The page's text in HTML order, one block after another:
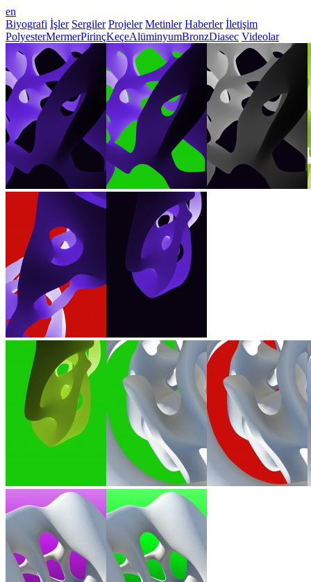
en
Biyografi İşler Sergiler Projeler Metinler Haberler İletişim
PolyesterMermerPirinçKeçeAlüminyumBronzDiasec Videolar